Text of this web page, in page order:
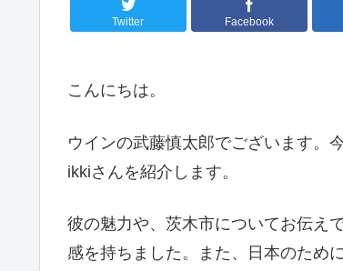
Twitter Facebook
こんにちは。
ウインの武藤慎太郎でございます。
ikkiさんを紹介します。
彼の魅力や、茨木市についてお伝え
感を持ちました。また、日本のため